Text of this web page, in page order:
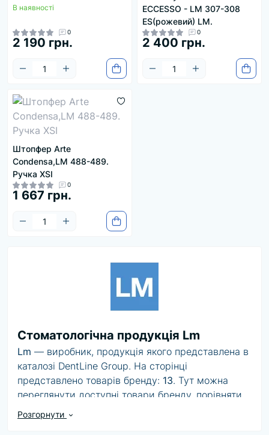
В наявності
0
2 190 грн.
ECCESSO - LM 307-308
ES(рожевий) LM.
0
2 400 грн.
Штопфер Arte
Condensa,LM 488-489.
Ручка XSI
0
1 667 грн.
Стоматологічна продукція Lm
Lm — виробник, продукція якого представлена в
каталозі DentLine Group. На сторінці
представлено товарів бренду: 13. Тут можна
переглянути доступні товари бренду, порівняти
ціни, характеристики та варіанти комплектації.
Розгорнути